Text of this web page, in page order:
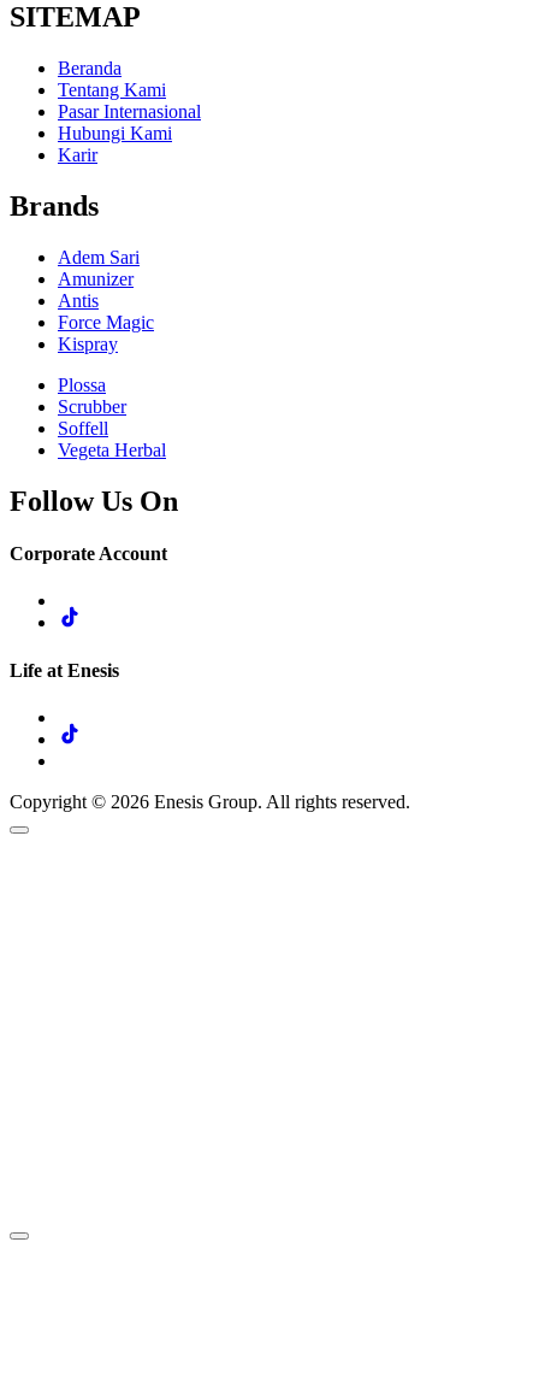
SITEMAP
Beranda
Tentang Kami
Pasar Internasional
Hubungi Kami
Karir
Brands
Adem Sari
Amunizer
Antis
Force Magic
Kispray
Plossa
Scrubber
Soffell
Vegeta Herbal
Follow Us On
Corporate Account
Life at Enesis
Copyright © 2026 Enesis Group. All rights reserved.